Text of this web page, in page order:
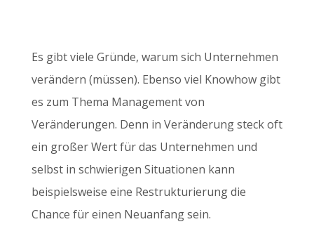
Es gibt viele Gründe, warum sich Unternehmen
verändern (müssen). Ebenso viel Knowhow gibt
es zum Thema Management von
Veränderungen. Denn in Veränderung steck oft
ein großer Wert für das Unternehmen und
selbst in schwierigen Situationen kann
beispielsweise eine Restrukturierung die
Chance für einen Neuanfang sein.